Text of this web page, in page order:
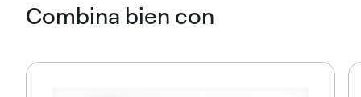
Combina bien con